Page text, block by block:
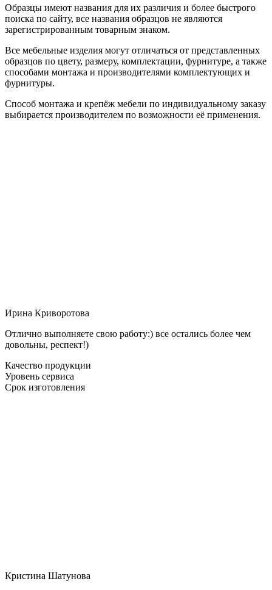
Образцы имеют названия для их различия и более быстрого
поиска по сайту, все названия образцов не являются
зарегистрированным товарным знаком.
Все мебельные изделия могут отличаться от представленных
образцов по цвету, размеру, комплектации, фурнитуре, а также
способами монтажа и производителями комплектующих и
фурнитуры.
Способ монтажа и крепёж мебели по индивидуальному заказу
выбирается производителем по возможности её применения.
Ирина Криворотова
Отлично выполняете свою работу:) все остались более чем
довольны, респект!)
Качество продукции
Уровень сервиса
Срок изготовления
Кристина Шатунова